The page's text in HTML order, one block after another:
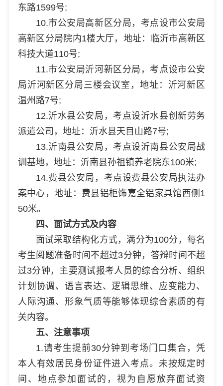
东路1599号;
10.市公安局高新区分局，考点设市公安局
高新区分局院内1楼大厅，地址：临沂市高新区
科技大道110号;
11.市公安局沂河新区分局，考点设市公安
局沂河新区分局三楼会议室，地址：沂河新区
温州路7号;
12.沂水县公安局，考点设沂水县创新劳务
派遣公司，地址：沂水县天目山路7号;
13.沂南县公安局，考点设沂南县公安局战
训基地，地址：沂南县孙祖镇养老院东100米;
14.费县公安局，考点设费县公安局执法办
案中心，地址：费县铝柜饰嘉全铝家具馆西侧1
50米。
四、面试方式及内容
面试采取结构化方式，满分为100分，每名
考生阅题准备时间不超过3分钟，答辩时间不超
过3分钟，主要测试报考人员的综合分析、组织
计划协调、语言表达、逻辑思维、应变能力、
人际沟通、形象气质等能够体现综合素质的有
关内容。
五、注意事项
1.请考生提前30分钟到考场门口集合，凭
本人有效居民身份证件进入考点。未按规定时
间、地点参加面试的，视为自愿放弃面试资